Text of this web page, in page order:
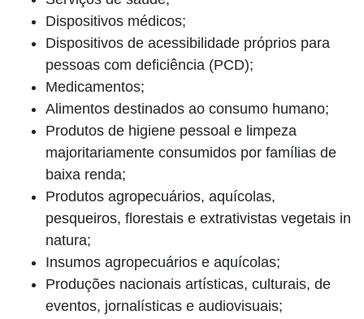
Dispositivos médicos;
Dispositivos de acessibilidade próprios para
pessoas com deficiência (PCD);
Medicamentos;
Alimentos destinados ao consumo humano;
Produtos de higiene pessoal e limpeza
majoritariamente consumidos por famílias de
baixa renda;
Produtos agropecuários, aquícolas,
pesqueiros, florestais e extrativistas vegetais in
natura;
Insumos agropecuários e aquícolas;
Produções nacionais artísticas, culturais, de
eventos, jornalísticas e audiovisuais;